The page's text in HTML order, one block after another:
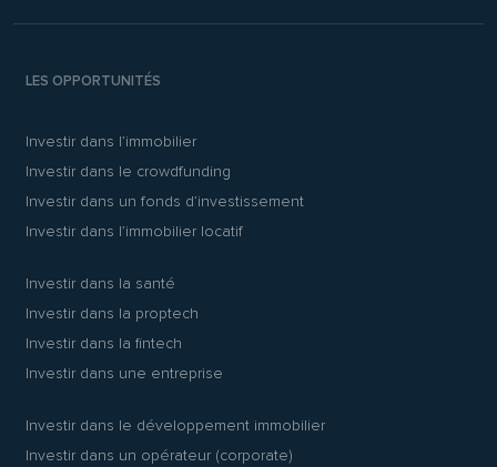
LES OPPORTUNITÉS
Investir dans l’immobilier
Investir dans le crowdfunding
Investir dans un fonds d’investissement
Investir dans l’immobilier locatif
Investir dans la santé
Investir dans la proptech
Investir dans la fintech
Investir dans une entreprise
Investir dans le développement immobilier
Investir dans un opérateur (corporate)